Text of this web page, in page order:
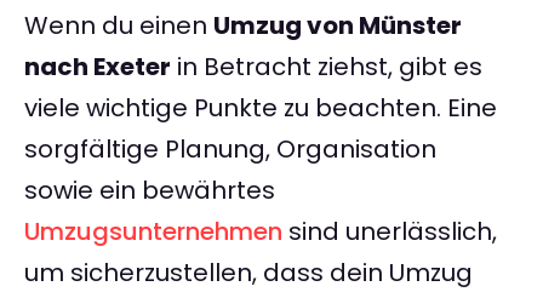
Wenn du einen Umzug von Münster
nach Exeter in Betracht ziehst, gibt es
viele wichtige Punkte zu beachten. Eine
sorgfältige Planung, Organisation
sowie ein bewährtes
Umzugsunternehmen sind unerlässlich,
um sicherzustellen, dass dein Umzug